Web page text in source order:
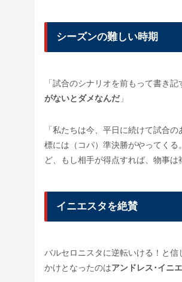
シーズンの難しい時期
「試合のシナリオを前もって書き
がないとダメなんだ」
「私たちは今、平日に続けて試合
標には（コパ）準決勝がやってく
ど、もし相手が得点すれば、物事
イニエスタを絶賛
バルセロニスタに逆転いける！と信
かけとなったのはアンドレス･イニ